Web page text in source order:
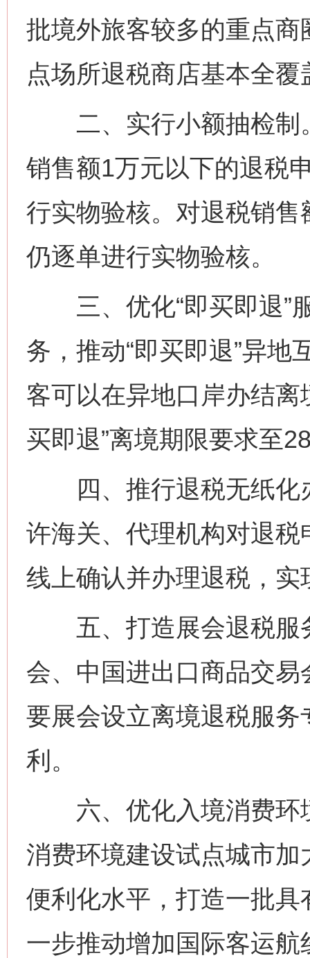
批境外旅客较多的重点
点场所退税商店基本全覆
二、实行小额抽检制
销售额1万元以下的退税
行实物验核。对退税销
仍逐单进行实物验核。
三、优化“即买即退”服
务，推动“即买即退”异地
客可以在异地口岸办结离
买即退”离境期限要求至
四、推行退税无纸化
许海关、代理机构对退
线上确认并办理退税，
五、打造展会退税服
会、中国进出口商品交
要展会设立离境退税服
利。
六、优化入境消费环
消费环境建设试点城市
便利化水平，打造一批
一步推动增加国际客运